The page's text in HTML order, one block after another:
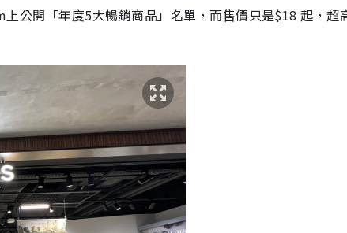
公開「年度5大暢銷商品」名單，而售價只是$18 起，超